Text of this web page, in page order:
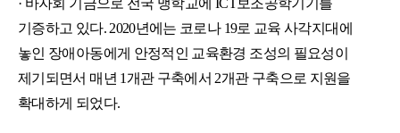
· 바자회 기금으로 전국 맹학교에 ICT보조공학기기를
기증하고 있다. 2020년에는 코로나 19로 교육 사각지대에
놓인 장애아동에게 안정적인 교육환경 조성의 필요성이
제기되면서 매년 1개관 구축에서 2개관 구축으로 지원을
확대하게 되었다.